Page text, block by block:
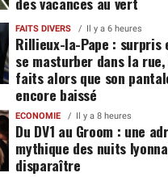
FAITS DIVERS Il y a 6 heures
Rillieux-la-Pape : surpris
se masturber dans la
faits alors que son
encore baissé
ECONOMIE Il y a 8 heures
Du DV1 au Groom : une
mythique des nuits
disparaître